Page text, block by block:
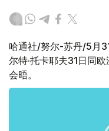
哈通社/努尔-苏丹/5月
尔特·托卡耶夫31日同
会晤。